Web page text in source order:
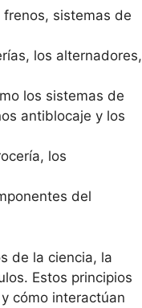
sistemas de
los alternadores,
los sistemas de
antiblocaje y los
los
del
de la ciencia, la
Estos principios
cómo interactúan